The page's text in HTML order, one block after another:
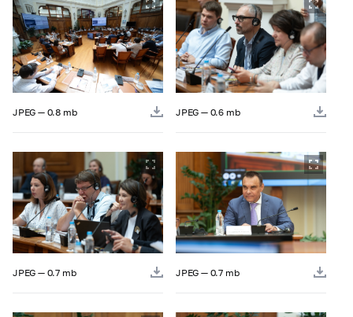
JPEG — 0.8 mb JPEG — 0.6 mb
JPEG — 0.7 mb JPEG — 0.7 mb